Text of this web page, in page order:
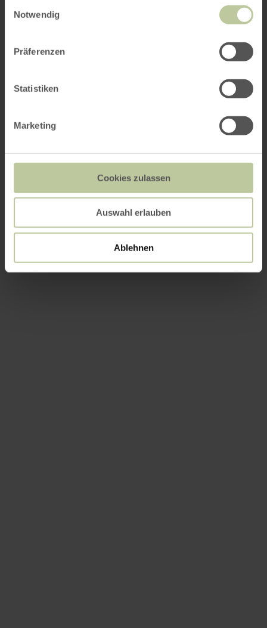
Notwendig
Präferenzen
Statistiken
Marketing
Cookies zulassen
Auswahl erlauben
Ablehnen